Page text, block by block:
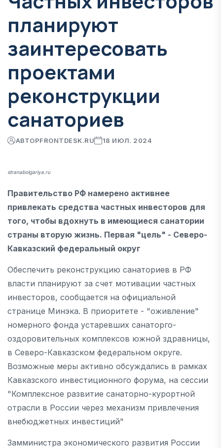
планируют
заинтересовать
проектами
реконструкции
санаториев
АВТОРFRONTDESK.RU 18 ИЮЛ. 2024
stranabolgariya.ru
Правительство РФ намерено активнее
привлекать средства частных инвесторов для
того, чтобы вдохнуть в имеющиеся санатории
страны вторую жизнь. Первая "цель" - Северо-
Кавказский федеральный округ
Обеспечить реконструкцию санаториев в РФ
власти планируют за счет мотивации частных
инвесторов, сообщается на официальной
странице Минэка. В приоритете - "оживление"
номерного фонда устаревших санаторго-
оздоровительных комплексов южной здравницы,
в Северо-Кавказском федеральном округе.
Возможные меры активно обсуждались в рамках
Кавказского инвестиционного форума, на сессии
"Комплексное развитие санаторно-курортной
отрасли в России через механизм привлечения
внебюджетных инвестиций"
Замминистра экономического развития России